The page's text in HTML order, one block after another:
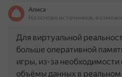
Алиса
На основе источников,
Для виртуальной
больше оперативной
игры, из-за
объёмы данных в